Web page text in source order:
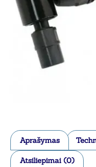
Aprašymas
Atsiliepimai (0)